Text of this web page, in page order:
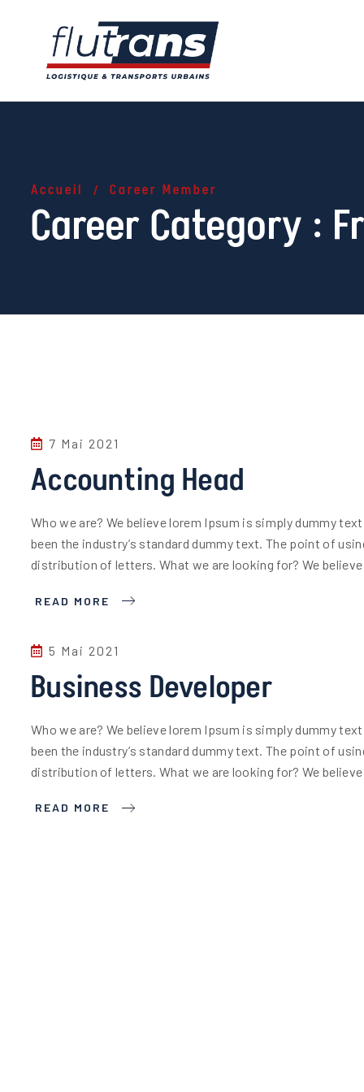
Accueil Career Member
Career Category :
7 Mai 2021
Accounting Head
Who we are? We believe lorem Ipsum is simply dummy
been the industry’s standard dummy text. The point of
distribution of letters. What we are looking for? We
READ MORE
5 Mai 2021
Business Developer
Who we are? We believe lorem Ipsum is simply dummy
been the industry’s standard dummy text. The point of
distribution of letters. What we are looking for? We
READ MORE
ACTUALITÉS